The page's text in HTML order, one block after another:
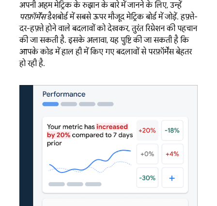
अपनी अहम मेट्रिक के रुझान के बारे में जानने के लिए, उन्हें
परफ़ॉर्मेंसडैशबोर्ड में सबसे ऊपर मौजूद मेट्रिक बोर्ड में जोड़ें. हफ़्ते-
दर-हफ़्ते होने वाले बदलावों को देखकर, तुरंत रिग्रेशन की पहचान
की जा सकती है. इसके अलावा, यह पुष्टि की जा सकती है कि
आपके कोड में हाल ही में किए गए बदलावों से परफ़ॉर्मेंस बेहतर
हो रही है.